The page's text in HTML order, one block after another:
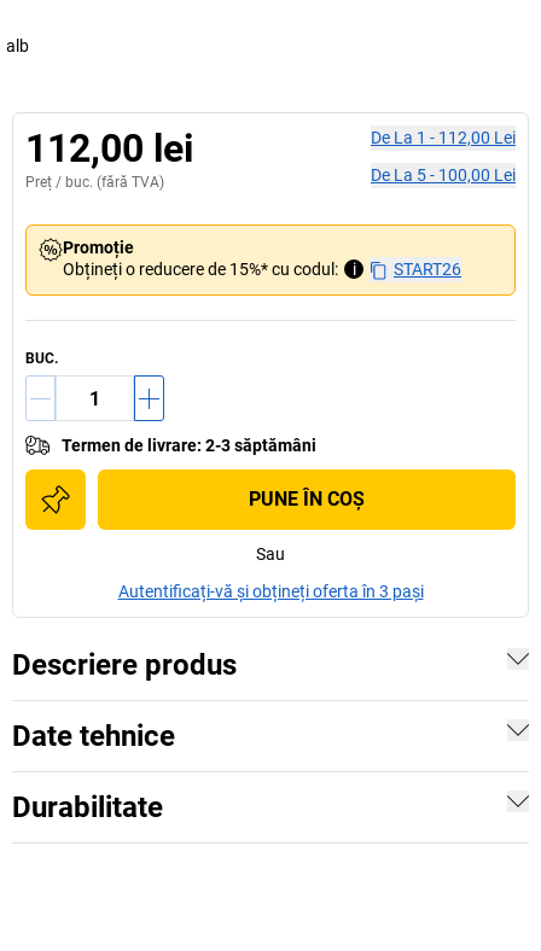
alb
112,00 lei
Preț / buc. (fără TVA)
De La 1 - 112,00 Lei
De La 5- 100,00 Lei
Promoție
Obțineți o reducere de 15%* cu codul:
i START26
BUC.
Termen de livrare: 2-3 săptămâni
PUNE ÎN COŞ
Sau
Autentificați-vă și obțineți oferta în 3 pași
Descriere produs
Date tehnice
Durabilitate